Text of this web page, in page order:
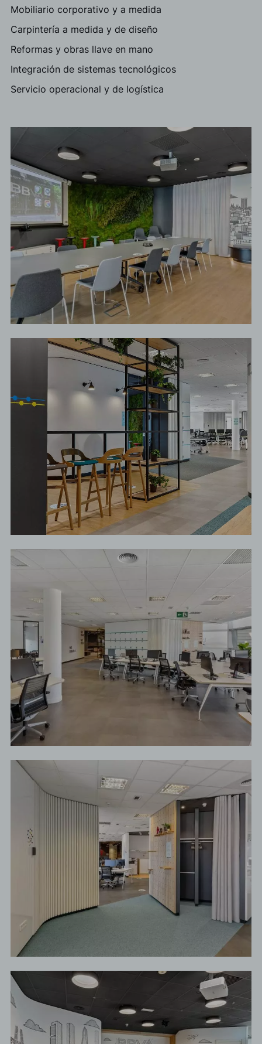
Mobiliario corporativo y a medida
Carpintería a medida y de diseño
Reformas y obras llave en mano
Integración de sistemas tecnológicos
Servicio operacional y de logística